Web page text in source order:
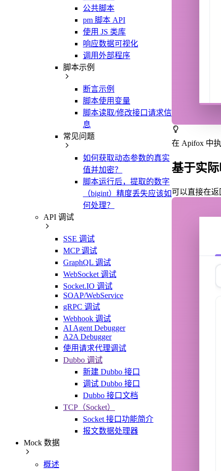
公共脚本
pm 脚本 API
使用 JS 类库
响应数据可视化
调用外部程序
脚本示例
断言示例
脚本使用变量
脚本读取/修改接口请求信
息
常见问题
如何获取动态参数的真实
值并加密？
脚本运行后，提取的数字
（bigint）精度丢失应该如
何处理？
API 调试
SSE 调试
MCP 调试
GraphQL 调试
WebSocket 调试
Socket.IO 调试
SOAP/WebService
gRPC 调试
Webhook 调试
AI Agent Debugger
A2A Debugger
使用请求代理调试
Dubbo 调试
新建 Dubbo 接口
调试 Dubbo 接口
Dubbo 接口文档
TCP（Socket）
Socket 接口功能简介
报文数据处理器
Mock 数据
概述
在 Apifox 中
基于实
可以直接在